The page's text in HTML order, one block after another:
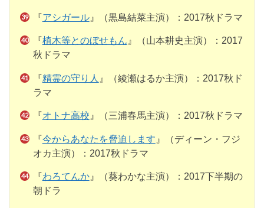
『アシガール』（黒島結菜主演）：2017秋ドラマ
『植木等とのぼせもん 』（山本耕史主演）：2017
秋ドラマ
『精霊の守り人 』（綾瀬はるか主演）：2017秋ド
ラマ
『オトナ高校 』（三浦春馬主演）：2017秋ドラマ
『今からあなたを脅迫します 』（ディーン・フジ
オカ主演）：2017秋ドラマ
『わろてんか』（葵わかな主演）：2017下半期の
朝ドラ